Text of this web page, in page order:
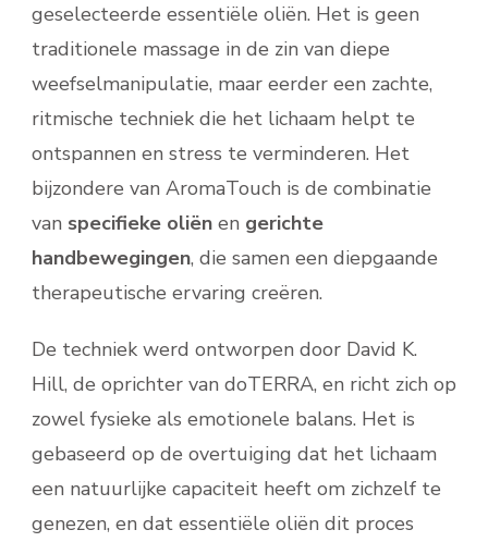
geselecteerde essentiële oliën. Het is geen
traditionele massage in de zin van diepe
weefselmanipulatie, maar eerder een zachte,
ritmische techniek die het lichaam helpt te
ontspannen en stress te verminderen. Het
bijzondere van AromaTouch is de combinatie
van specifieke oliën en gerichte
handbewegingen, die samen een diepgaande
therapeutische ervaring creëren.
De techniek werd ontworpen door David K.
Hill, de oprichter van doTERRA, en richt zich op
zowel fysieke als emotionele balans. Het is
gebaseerd op de overtuiging dat het lichaam
een natuurlijke capaciteit heeft om zichzelf te
genezen, en dat essentiële oliën dit proces